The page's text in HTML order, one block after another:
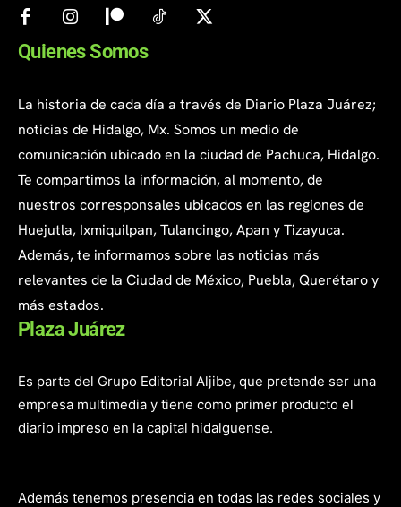
Quienes Somos
La historia de cada día a través de Diario Plaza Juárez;
noticias de Hidalgo, Mx. Somos un medio de
comunicación ubicado en la ciudad de Pachuca, Hidalgo.
Te compartimos la información, al momento, de
nuestros corresponsales ubicados en las regiones de
Huejutla, Ixmiquilpan, Tulancingo, Apan y Tizayuca.
Además, te informamos sobre las noticias más
relevantes de la Ciudad de México, Puebla, Querétaro y
más estados.
Plaza Juárez
Es parte del Grupo Editorial Aljibe, que pretende ser una
empresa multimedia y tiene como primer producto el
diario impreso en la capital hidalguense.
Además tenemos presencia en todas las redes sociales y